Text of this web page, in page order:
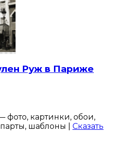
Руж в Париже
фото, картинки, обои,
шаблоны | Сказать